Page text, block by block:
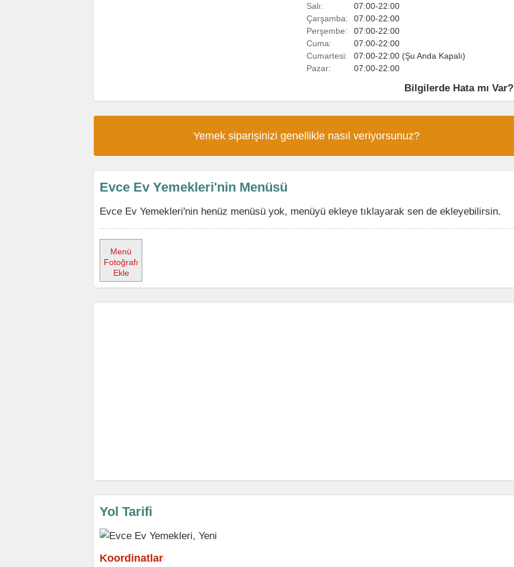
Salı:
07:00-22:00
Çarşamba:
07:00-22:00
Perşembe:
07:00-22:00
Cuma:
07:00-22:00
Cumartesi:
07:00-22:00 (Şu Anda Kapalı)
Pazar:
07:00-22:00
Bilgilerde Hata mı Var?
Yemek siparişinizi genellikle nasıl veriyorsunuz?
Evce Ev Yemekleri'nin Menüsü
Evce Ev Yemekleri'nin henüz menüsü yok, menüyü ekleye tıklayarak sen de ekleyebilirsin.
Menü
Fotoğrafı
Ekle
Yol Tarifi
Koordinatlar